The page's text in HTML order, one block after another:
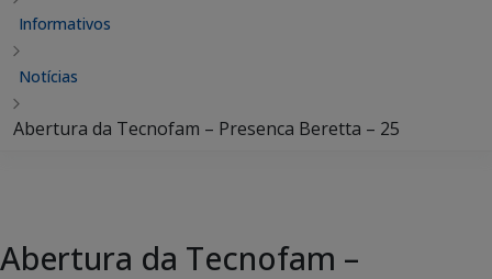
Informativos
Notícias
Abertura da Tecnofam – Presenca Beretta – 25
Abertura da Tecnofam –